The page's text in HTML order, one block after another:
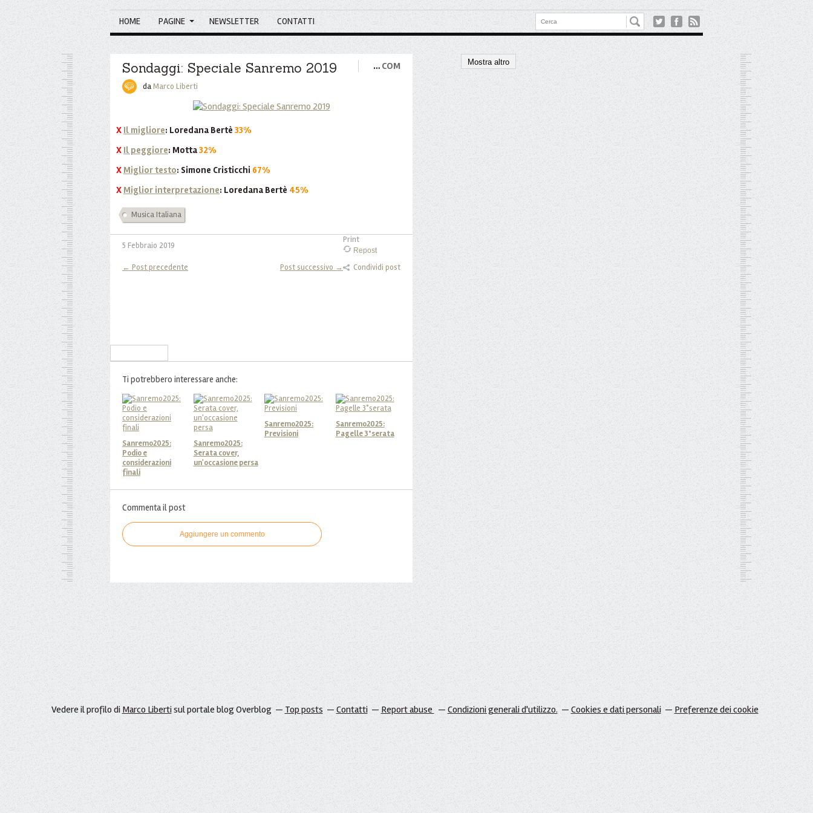
HOME PAGINE NEWSLETTER CONTATTI
Sondaggi: Speciale Sanremo 2019 … COM
daMarco Liberti
X Il migliore: Loredana Bertè 33%
X Il peggiore: Motta32%
X Miglior testo: Simone Cristicchi 67%
X Miglior interpretazione: Loredana Bertè 45%
Musica Italiana
5 Febbraio 2019
Print
Repost
Condividi post
← Post precedente Post successivo →
Ti potrebbero interessare anche:
Sanremo2025:
Podio e
considerazioni
finali
Sanremo2025:
Serata cover,
un'occasione persa
Sanremo2025:
Previsioni
Sanremo2025:
Pagelle 3°serata
Commenta il post
Aggiungere un commento
Mostra altro
Vedere il profilo di Marco Libertisul portale blog Overblog Top posts Contatti Report abuse Condizioni generali d'utilizzo. Cookies e dati personali Preferenze dei cookie